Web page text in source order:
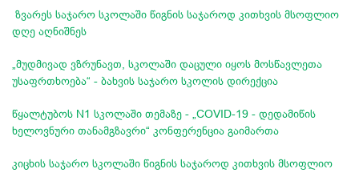
ზვარეს საჯარო სკოლაში წიგნის საჯაროდ კითხვის მსოფლიო
დღე აღნიშნეს
„მუდმივად ვზრუნავთ, სკოლაში დაცული იყოს მოსწავლეთა
უსაფრთხოება“ - ბახვის საჯარო სკოლის დირექცია
წყალტუბოს N1 სკოლაში თემაზე - „COVID-19 - დედამიწის
ხელოვნური თანამგზავრი“ კონფერენცია გაიმართა
კიცხის საჯარო სკოლაში წიგნის საჯაროდ კითხვის მსოფლიო